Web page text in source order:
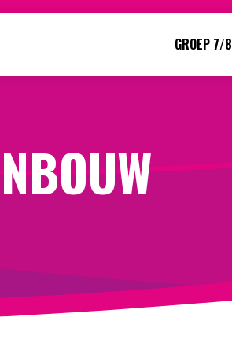
GROEP 7/8